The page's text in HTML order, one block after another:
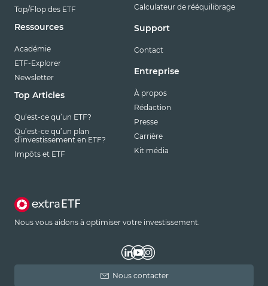
Top/Flop des ETF
Ressources
Académie
ETF-Explorer
Newsletter
Top Articles
Qu’est-ce qu’un ETF?
Qu’est-ce qu’un plan
d’investissement en ETF?
Impôts et ETF
Calculateur de rééquilibrage
Support
Contact
Entreprise
À propos
Rédaction
Presse
Carrière
Kit média
Nous vous aidons à optimiser votre investissement.
Nous contacter